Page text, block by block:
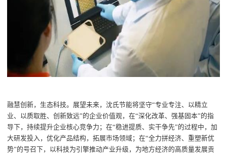
融慧创新，生态科技。展望未来，沈氏节能将坚守“专业专注、以精立
业、以质取胜、创新致远”的企业价值观，在“深化改革、强基固本”的指
导下，持续提升企业核心竞争力；在“稳进提质、实干争先”的过程中，加
大研发投入，优化产品结构，拓展市场领域；在“全力拼经济、重塑新优
势”的号召下，以科技为引擎推动产业升级，为地方经济的高质量发展贡